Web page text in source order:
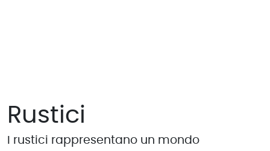
Rustici
I rustici rappresentano un mondo